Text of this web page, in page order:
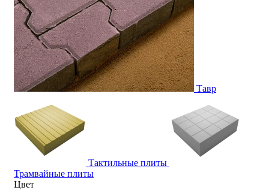
Тавр
Тактильные плиты
Трамвайные плиты
Цвет